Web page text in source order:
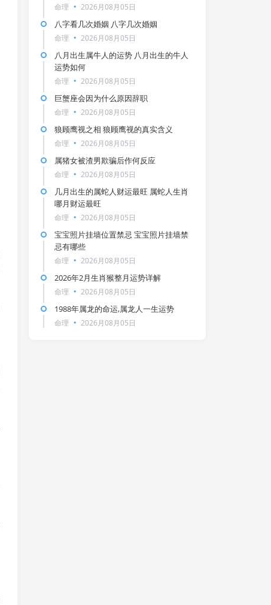
命理 2026月08月05日
八字看几次婚姻 八字几次婚姻
命理 2026月08月05日
八月出生属牛人的运势 八月出生的牛人
运势如何
命理 2026月08月05日
巨蟹座会因为什么原因辞职
命理 2026月08月05日
狼顾鹰视之相 狼顾鹰视的真实含义
命理 2026月08月05日
属猪女被渣男欺骗后作何反应
命理 2026月08月05日
几月出生的属蛇人财运最旺 属蛇人生肖
哪月财运最旺
命理 2026月08月05日
宝宝照片挂墙位置禁忌 宝宝照片挂墙禁
忌有哪些
命理 2026月08月05日
2026年2月生肖猴整月运势详解
命理 2026月08月05日
1988年属龙的命运,属龙人一生运势
命理 2026月08月05日